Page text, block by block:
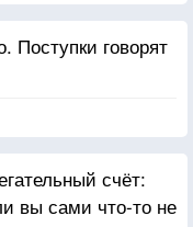
Поступки говорят
счёт:
вы сами что-то не